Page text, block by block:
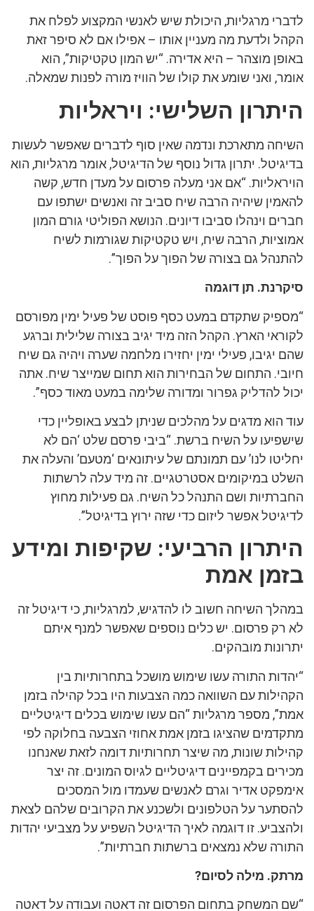
לדברי מרגליות, היכולת שיש לאנשי המקצוע לפלח את
הקהל ולדעת מה מעניין אותו – אפילו אם לא סיפר זאת
באופן מוצהר – היא אדירה. “יש המון טקטיקות”, הוא
אומר, ואני שומע את קולו של הוויז מורה לפנות שמאלה.
היתרון השלישי: ויראליות
השיחה מתארכת ונדמה שאין סוף לדברים שאפשר לעשות
בדיגיטל. יתרון גדול נוסף של הדיגיטל, אומר מרגליות, הוא
הויראליות. “אם אני מעלה פרסום על מעדן חדש, קשה
להאמין שיהיה הרבה שיח סביב זה ואנשים ישתפו עם
חברים וינהלו סביבו דיונים. הנושא הפוליטי גורם המון
אמוציות, הרבה שיח, ויש טקטיקות שגורמות לשיח
להתנהל גם בצורה של הפוך על הפוך”.
סיקרנת. תן דוגמה
“מספיק שתקדם במעט כסף פוסט של פעיל ימין מפורסם
לקוראי הארץ. הקהל הזה מיד יגיב בצורה שלילית וברגע
שהם יגיבו, פעילי ימין יחזירו מלחמה שערה ויהיה גם שיח
חיובי. התחום של הבחירות הוא תחום שמייצר שיח. אתה
יכול להדליק גפרור ומדורה שלימה במעט מאוד כסף”.
עוד הוא מדגים על מהלכים שניתן לבצע באופליין כדי
שישפיעו על השיח ברשת. “ביבי פרסם שלט ‘הם לא
יחליטו לנו’ עם תמונתם של עיתונאים ‘מטעם’ והעלה את
השלט במיקומים אסטרטגיים. זה מיד עלה לרשתות
החברתיות ושם התנהל כל השיח. גם פעילות מחוץ
לדיגיטל אפשר ליזום כדי שזה ירוץ בדיגיטל”.
היתרון הרביעי: שקיפות ומידע
בזמן אמת
במהלך השיחה חשוב לו להדגיש, למרגליות, כי דיגיטל זה
לא רק פרסום. יש כלים נוספים שאפשר למנף איתם
יתרונות מובהקים.
“יהדות התורה עשו שימוש מושכל בתחרותיות בין
הקהילות עם השוואה כמה הצבעות היו בכל קהילה בזמן
אמת”, מספר מרגליות “הם עשו שימוש בכלים דיגיטליים
מתקדמים שהציגו בזמן אמת אחוזי הצבעה בחלוקה לפי
קהילות שונות, מה שיצר תחרותיות דומה לזאת שאנחנו
מכירים בקמפיינים דיגיטליים לגיוס המונים. זה יצר
אימפקט אדיר וגרם לאנשים שעמדו מול המסכים
להסתער על הטלפונים ולשכנע את הקרובים שלהם לצאת
ולהצביע. זו דוגמה לאיך הדיגיטל השפיע על מצביעי יהדות
התורה שלא נמצאים ברשתות חברתיות”.
מרתק. מילה לסיום?
“שם המשחק בתחום הפרסום זה דאטה ועבודה על דאטה